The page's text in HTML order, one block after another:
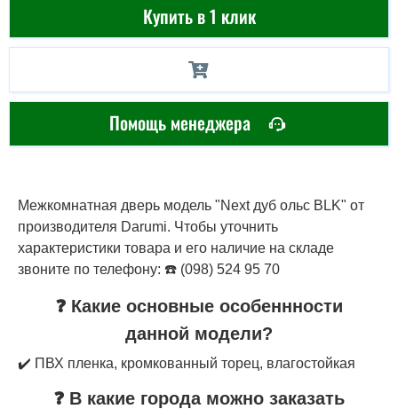
Купить в 1 клик
Помощь менеджера
Межкомнатная дверь модель "Next дуб ольс BLK" от
производителя Darumi. Чтобы уточнить
характеристики товара и его наличие на складе
звоните по телефону: ☎️ (098) 524 95 70
❓ Какие основные особеннности
данной модели?
✔️ ПВХ пленка, кромкованный торец, влагостойкая
❓ В какие города можно заказать